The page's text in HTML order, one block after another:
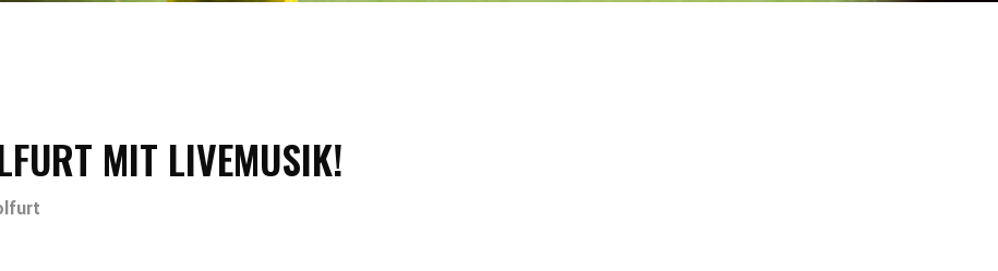
MIT LIVEMUSIK!